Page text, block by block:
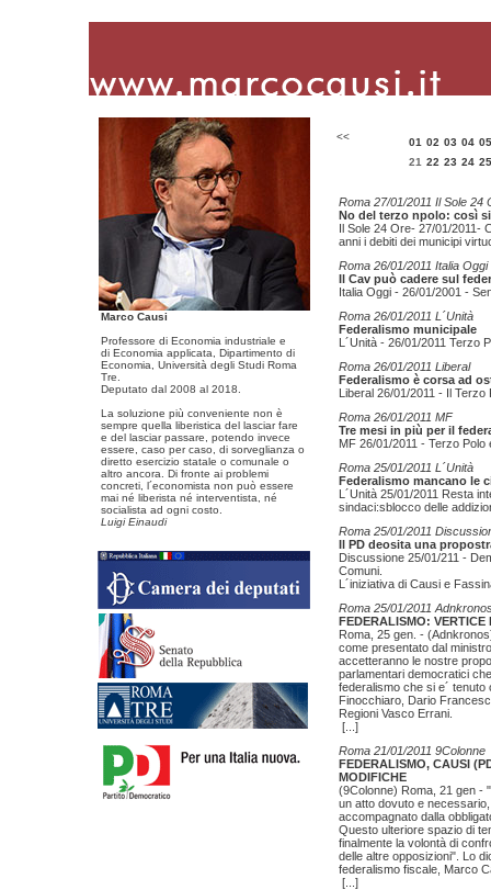
Marco Causi
Professore di Economia industriale e
di Economia applicata, Dipartimento di
Economia, Università degli Studi Roma
Tre.
Deputato dal 2008 al 2018.
La soluzione più conveniente non è
sempre quella liberistica del lasciar fare
e del lasciar passare, potendo invece
essere, caso per caso, di sorveglianza o
diretto esercizio statale o comunale o
altro ancora. Di fronte ai problemi
concreti, l´economista non può essere
mai né liberista né interventista, né
socialista ad ogni costo.
Luigi Einaudi
<< 01 02 03 04 05
21 22 23 24 25
Roma 27/01/2011 Il Sole 24
No del terzo npolo: così
Il Sole 24 Ore- 27/01/2011-
anni i debiti dei municipi
Roma 26/01/2011 Italia Oggi
Il Cav può cadere sul
Italia Oggi - 26/01/2001 -
Roma 26/01/2011 L´Unità
Federalismo municipale
L´Unità - 26/01/2011 Terzo
Roma 26/01/2011 Liberal
Federalismo è corsa ad
Liberal 26/01/2011 - Il
Roma 26/01/2011 MF
Tre mesi in più per il
MF 26/01/2011 - Terzo
Roma 25/01/2011 L´Unità
Federalismo mancano le
L´Unità 25/01/2011 Resta
sindaci:sblocco delle
Roma 25/01/2011
Il PD deosita una
Discussione 25/01/211 -
Comuni.
L´iniziativa di Causi e
Roma 25/01/2011
FEDERALISMO:
Roma, 25 gen. -
come presentato dal
accetteranno le nostre
parlamentari democratici
federalismo che si e´
Finocchiaro, Dario
Regioni Vasco Errani.
[...]
Roma 21/01/2011 9Colonne
FEDERALISMO, CAUSI
MODIFICHE
(9Colonne) Roma, 21 gen -
un atto dovuto e
accompagnato dalla
Questo ulteriore spazio di
finalmente la volontà di
delle altre opposizioni". Lo
federalismo fiscale, Marco
[...]